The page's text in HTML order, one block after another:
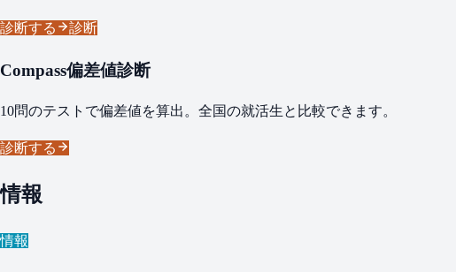
診断する 診断
Compass偏差値診断
10問のテストで偏差値を算出。全国の就活生と比較できます。
診断する
情報
情報